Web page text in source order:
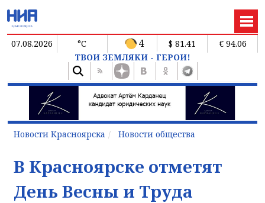
07.08.2026 °C 4 $ 81.41
€ 94.06
ТВОИ ЗЕМЛЯКИ - ГЕРОИ!
Новости Красноярска Новости общества
В Красноярске отметят
День Весны и Труда